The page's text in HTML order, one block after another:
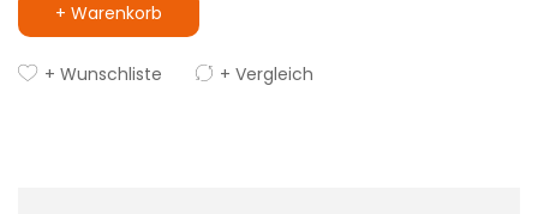
+ Warenkorb
+ Wunschliste + Vergleich